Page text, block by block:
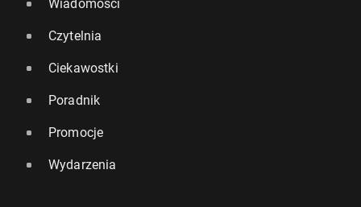
Wiadomości
Czytelnia
Ciekawostki
Poradnik
Promocje
Wydarzenia